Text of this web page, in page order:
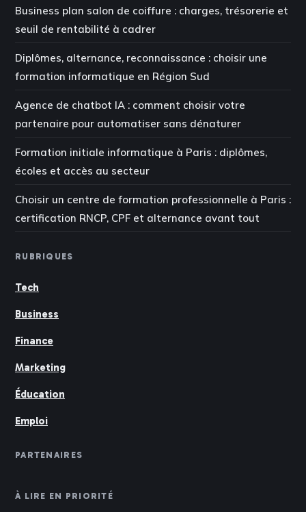
Business plan salon de coiffure : charges, trésorerie et
seuil de rentabilité à cadrer
Diplômes, alternance, reconnaissance : choisir une
formation informatique en Région Sud
Agence de chatbot IA : comment choisir votre
partenaire pour automatiser sans dénaturer
Formation initiale informatique à Paris : diplômes,
écoles et accès au secteur
Choisir un centre de formation professionnelle à Paris :
certification RNCP, CPF et alternance avant tout
RUBRIQUES
Tech
Business
Finance
Marketing
Éducation
Emploi
PARTENAIRES
À LIRE EN PRIORITÉ